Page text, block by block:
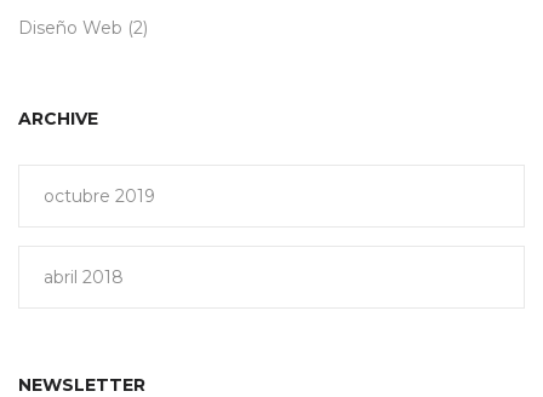
Diseño Web (2)
ARCHIVE
octubre 2019
abril 2018
NEWSLETTER